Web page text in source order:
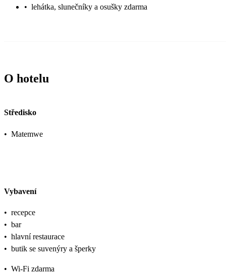
• lehátka, slunečníky a osušky zdarma
O hotelu
Středisko
• Matemwe
Vybavení
• recepce
• bar
• hlavní restaurace
• butik se suvenýry a šperky
• Wi-Fi zdarma